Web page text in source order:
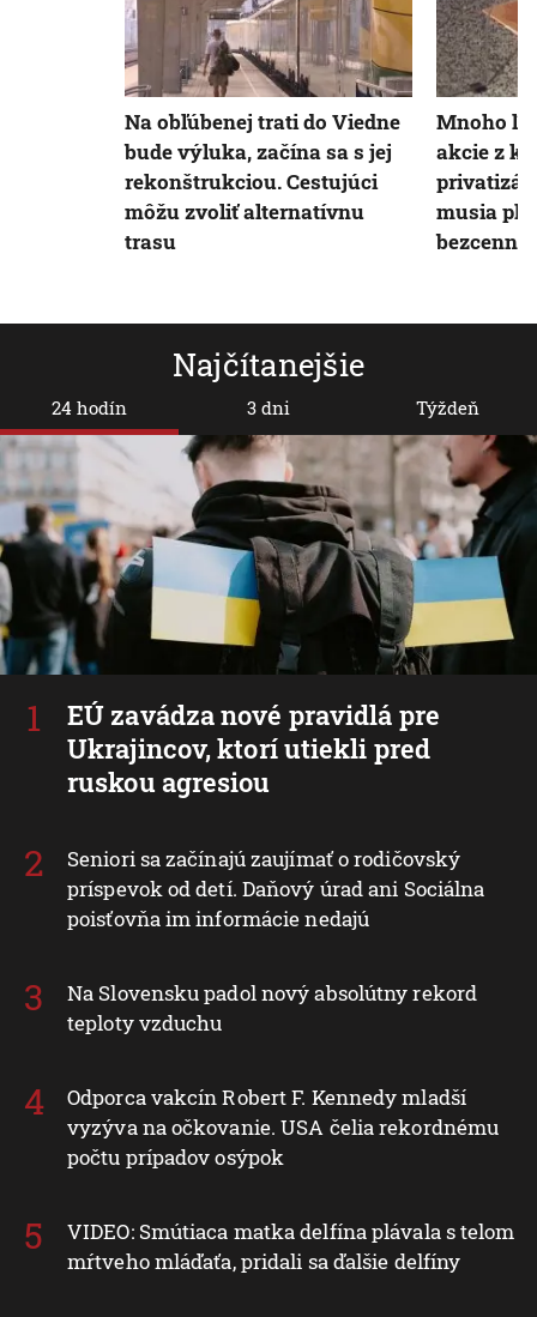
Najčítanejšie
24 hodín
EÚ zavádza nové pravidlá pre
Ukrajincov, ktorí utiekli pred
ruskou agresiou
Seniori sa začínajú zaujímať o rodičovský
príspevok od detí. Daňový úrad ani Sociálna
poisťovňa im informácie nedajú
Na Slovensku padol nový absolútny rekord
teploty vzduchu
Odporca vakcín Robert F. Kennedy mladší
vyzýva na očkovanie. USA čelia rekordnému
počtu prípadov osýpok
VIDEO: Smútiaca matka delfína plávala s telom
mŕtveho mláďaťa, pridali sa ďalšie delfíny
3 dni Týždeň
Na obľúbenej trati do Viedne
bude výluka, začína sa s jej
rekonštrukciou. Cestujúci
môžu zvoliť alternatívnu
trasu
Mnoho
akcie z
musia
bezcenné